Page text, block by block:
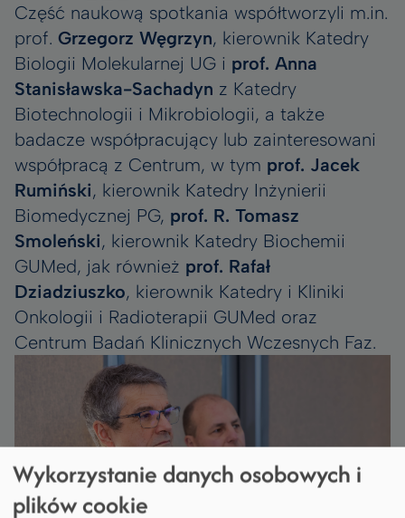
Część naukową spotkania współtworzyli m.in.
prof. Grzegorz Węgrzyn, kierownik Katedry
Biologii Molekularnej UG i prof. Anna
Stanisławska-Sachadyn z Katedry
Biotechnologii i Mikrobiologii, a także
badacze współpracujący lub zainteresowani
współpracą z Centrum, w tym prof. Jacek
Rumiński, kierownik Katedry Inżynierii
Biomedycznej PG, prof. R. Tomasz
Smoleński, kierownik Katedry Biochemii
GUMed, jak również prof. Rafał
Dziadziuszko, kierownik Katedry i Kliniki
Onkologii i Radioterapii GUMed oraz
Centrum Badań Klinicznych Wczesnych Faz.
Wykorzystanie danych osobowych i
plików cookie